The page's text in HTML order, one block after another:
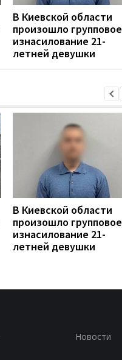
В Киевской области
произошло групповое
изнасилование 21-
летней девушки
В Киевской области
произошло групповое
изнасилование 21-
летней девушки
Новости